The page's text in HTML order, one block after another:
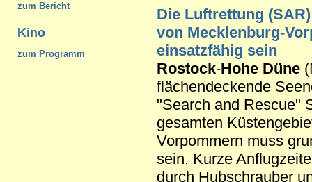
zum Bericht
Kino
zum Programm
Die Luftrettung
von Mecklenburg-
einsatzfähig sein
Rostock-Hohe Düne
flächendeckende
"Search and Rescue"
gesamten
Vorpommern muss
sein. Kurze
durch Hubschrauber